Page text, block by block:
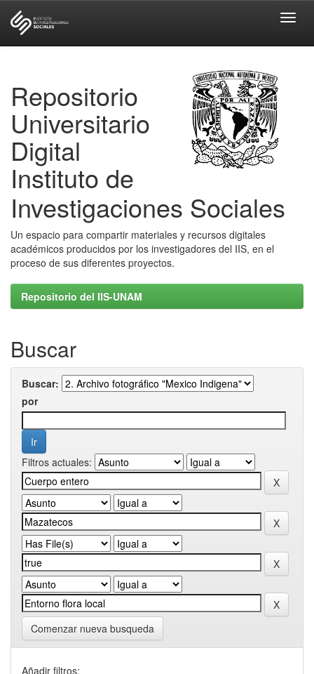
Repositorio
Universitario
Digital
Instituto de
Investigaciones Sociales
Un espacio para compartir materiales y recursos digitales
académicos producidos por los investigadores del IIS, en el
proceso de sus diferentes proyectos.
Repositorio del IIS-UNAM
Buscar
Buscar:
por
Filtros actuales:
Comenzar nueva busqueda
Añadir filtros: